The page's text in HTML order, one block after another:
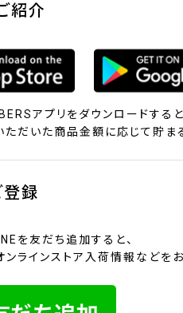
紹介
アプリをダウンロードすると
ただいた商品金額に応じて貯ま
録
を友だち追加すると、
ラインストア入荷情報などをお